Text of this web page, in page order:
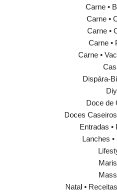
Carne •
Carne •
Carne •
Carne •
Carne •
Dispára-
Diy
Doce de
Doces
Entradas •
Lanches
Natal •